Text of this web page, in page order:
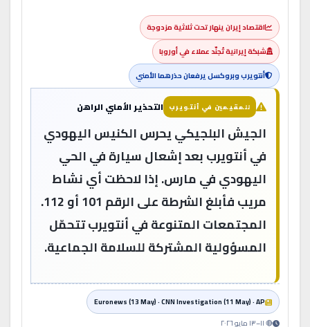
اقتصاد إيران ينهار تحت ثلاثية مزدوجة
شبكة إيرانية تُجنّد عملاء في أوروبا
أنتويرب وبروكسل يرفعان حذرهما الأمني
للمقيمين في أنتويرب التحذير الأمني الراهن
الجيش البلجيكي يحرس الكنيس اليهودي
في أنتويرب بعد إشعال سيارة في الحي
اليهودي في مارس. إذا لاحظت أي نشاط
مريب فأبلغ الشرطة على الرقم 101 أو 112.
المجتمعات المتنوعة في أنتويرب تتحمّل
المسؤولية المشتركة للسلامة الجماعية.
Euronews (13 May) · CNN Investigation (11 May) · AP
🔴 ١١–١٣ مايو ٢٠٢٦